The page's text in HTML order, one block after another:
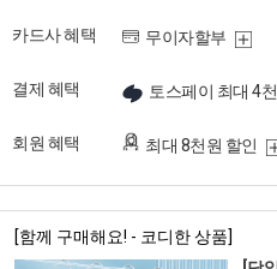
카드사 혜택 무이자할부
결제 혜택 토스페이 최대 4
회원 혜택 최대 8천원 할인
[함께 구매해요! - 코디한 상품]